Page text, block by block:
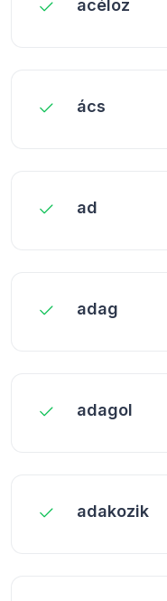
acéloz
ács
ad
adag
adagol
adakozik